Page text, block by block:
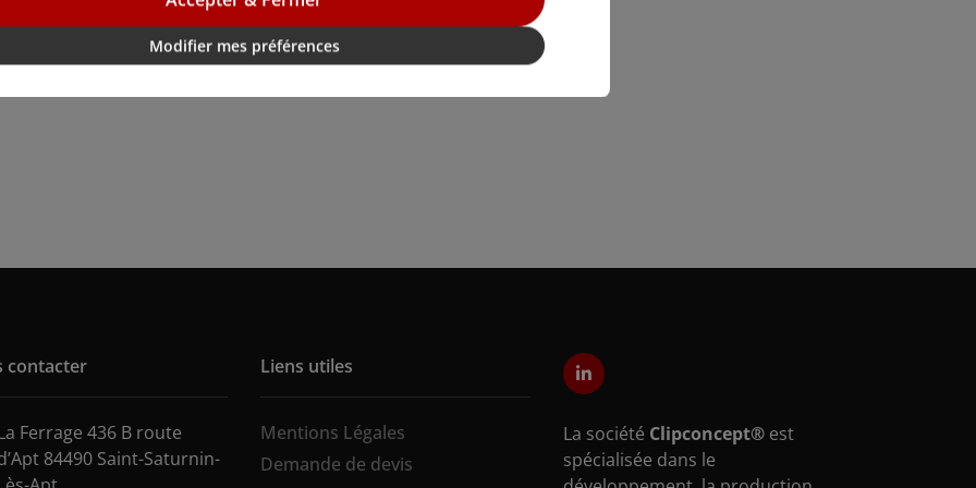
contacter
Ferrage 436 B route
84490 Saint-Saturnin-
Liens utiles
Mentions Légales
Demande de devis
La société Clipconcept®est
spécialisée dans le
Modifier mes préférences